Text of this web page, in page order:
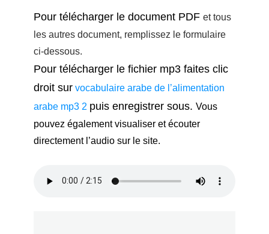
Pour télécharger le document PDF et tous
les autres document, remplissez le formulaire
ci-dessous.
Pour télécharger le fichier mp3 faites clic
droit sur vocabulaire arabe de l’alimentation
arabe mp3 2 puis enregistrer sous. Vous
pouvez également visualiser et écouter
directement l’audio sur le site.